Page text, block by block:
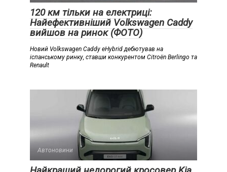
120 км тільки на електриці:
Найефективніший Volkswagen Caddy
вийшов на ринок (ФОТО)
Новий Volkswagen Caddy eHybrid дебютував на
іспанському ринку, ставши конкурентом Citroën Berlingo та
Renault
Автоновини